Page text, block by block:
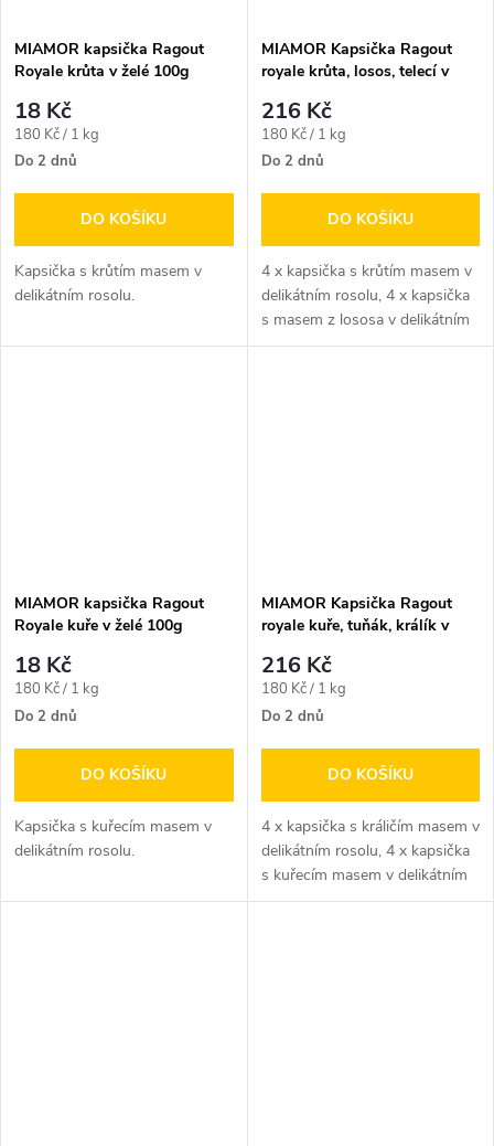
MIAMOR kapsička Ragout
Royale krůta v želé 100g
18 Kč
Měrná
cena:
180 Kč / 1 kg
Do 2 dnů
DO KOŠÍKU
Kapsička s krůtím masem v
delikátním rosolu.
MIAMOR Kapsička Ragout
royale krůta, losos, telecí v
216 Kč
Měrná
cena:
180 Kč / 1 kg
Do 2 dnů
DO KOŠÍKU
4 x kapsička s krůtím masem v
delikátním rosolu, 4 x kapsička
s masem z lososa v delikátním
rosolu, 4 x kapsička s...
MIAMOR kapsička Ragout
Royale kuře v želé 100g
18 Kč
Měrná
cena:
180 Kč / 1 kg
Do 2 dnů
DO KOŠÍKU
Kapsička s kuřecím masem v
delikátním rosolu.
MIAMOR Kapsička Ragout
royale kuře, tuňák, králík v
216 Kč
Měrná
cena:
180 Kč / 1 kg
Do 2 dnů
DO KOŠÍKU
4 x kapsička s králičím masem v
delikátním rosolu, 4 x kapsička
s kuřecím masem v delikátním
rosolu a 4 x kapsička s...